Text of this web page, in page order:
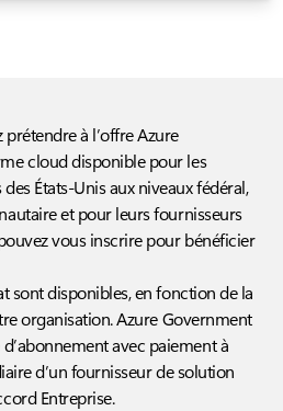
à l’offre Azure
cloud disponible pour les
États-Unis aux niveaux fédéral,
et pour leurs fournisseurs
vous inscrire pour bénéficier
sont disponibles, en fonction de la
organisation. Azure Government
avec paiement à
d’un fournisseur de solution
Entreprise.